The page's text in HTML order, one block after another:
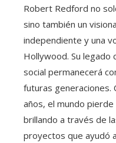
Robert Redford no
sino también un
independiente y una
Hollywood. Su legado
social permanecerá
futuras generaciones.
años, el mundo
brillando a través de
proyectos que ayudó